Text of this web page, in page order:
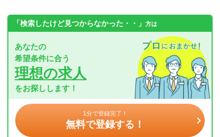
「検索したけど見つからなかった・・」 方は
あなたの
希望条件に合う
理想の求人
をお探しします！
1分で登録完了！
無料で登録する！